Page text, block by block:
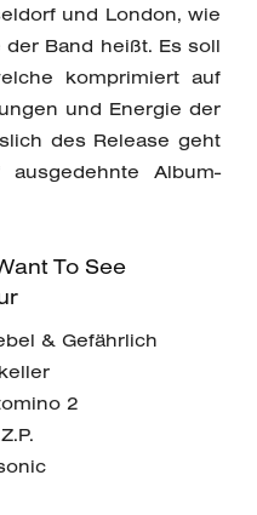
und London, wie
Band heißt. Es soll
komprimiert auf
und Energie der
des Release geht
Album-
To See
& Gefährlich
2